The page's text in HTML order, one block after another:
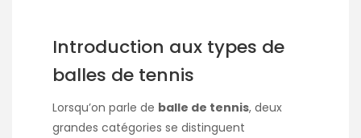
Introduction aux types de
balles de tennis
Lorsqu’on parle de balle de tennis, deux
grandes catégories se distinguent